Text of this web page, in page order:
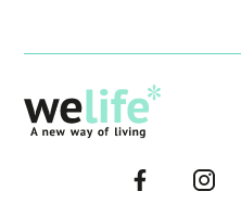
–
FACEBOOK–
–